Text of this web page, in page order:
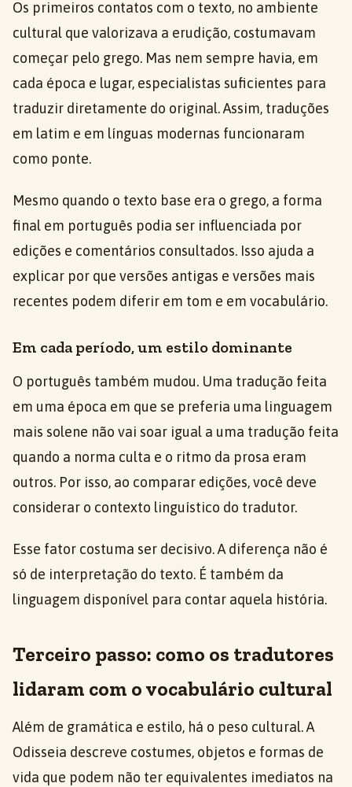
Os primeiros contatos com o texto, no ambiente
cultural que valorizava a erudição, costumavam
começar pelo grego. Mas nem sempre havia, em
cada época e lugar, especialistas suficientes para
traduzir diretamente do original. Assim, traduções
em latim e em línguas modernas funcionaram
como ponte.
Mesmo quando o texto base era o grego, a forma
final em português podia ser influenciada por
edições e comentários consultados. Isso ajuda a
explicar por que versões antigas e versões mais
recentes podem diferir em tom e em vocabulário.
Em cada período, um estilo dominante
O português também mudou. Uma tradução feita
em uma época em que se preferia uma linguagem
mais solene não vai soar igual a uma tradução feita
quando a norma culta e o ritmo da prosa eram
outros. Por isso, ao comparar edições, você deve
considerar o contexto linguístico do tradutor.
Esse fator costuma ser decisivo. A diferença não é
só de interpretação do texto. É também da
linguagem disponível para contar aquela história.
Terceiro passo: como os tradutores
lidaram com o vocabulário cultural
Além de gramática e estilo, há o peso cultural. A
Odisseia descreve costumes, objetos e formas de
vida que podem não ter equivalentes imediatos na